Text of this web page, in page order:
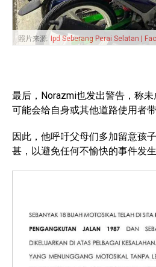
照片来源: Ipd Seberang Perai Selatan |
最后，Norazmi也发出警告，称
可能会给自身或其他道路使用者带
因此，他呼吁父母们多加留意孩
甚，以避免任何不愉快的事件发生